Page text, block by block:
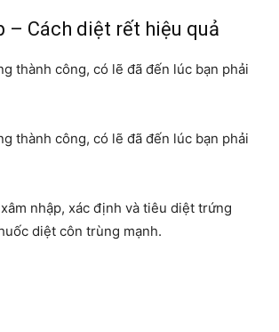
– Cách diệt rết hiệu quả
thành công, có lẽ đã đến lúc bạn phải
thành công, có lẽ đã đến lúc bạn phải
nhập, xác định và tiêu diệt trứng
diệt côn trùng mạnh.